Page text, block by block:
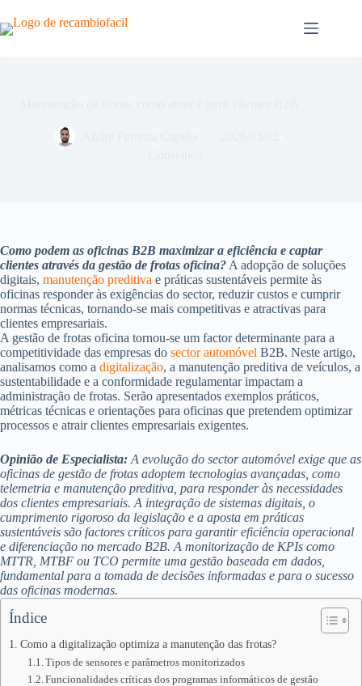
para
o
Como podem as oficinas B2B maximizar a eficiência e captar
clientes através da gestão de frotas oficina? A adopção de soluções
digitais, manutenção preditiva e práticas sustentáveis permite às
oficinas responder às exigências do sector, reduzir custos e cumprir
normas técnicas, tornando-se mais competitivas e atractivas para
clientes empresariais.
A gestão de frotas oficina tornou-se um factor determinante para a
competitividade das empresas do sector automóvel B2B. Neste artigo,
analisamos como a digitalização, a manutenção preditiva de veículos, a
sustentabilidade e a conformidade regulamentar impactam a
administração de frotas. Serão apresentados exemplos práticos,
métricas técnicas e orientações para oficinas que pretendem optimizar
processos e atrair clientes empresariais exigentes.
Opinião de Especialista: A evolução do sector automóvel exige que as
oficinas de gestão de frotas adoptem tecnologias avançadas, como
telemetria e manutenção preditiva, para responder às necessidades
dos clientes empresariais. A integração de sistemas digitais, o
cumprimento rigoroso da legislação e a aposta em práticas
sustentáveis são factores críticos para garantir eficiência operacional
e diferenciação no mercado B2B. A monitorização de KPIs como
MTTR, MTBF ou TCO permite uma gestão baseada em dados,
fundamental para a tomada de decisões informadas e para o sucesso
das oficinas modernas.
Índice
Como a digitalização optimiza a manutenção das frotas?
Tipos de sensores e parâmetros monitorizados
Funcionalidades críticas dos programas informáticos de gestão